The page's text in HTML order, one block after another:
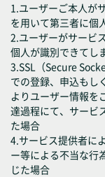
1.ユーザーご本人が
を用いて第三者に個
2.ユーザーがサービ
個人が識別できてし
3.SSL（Secure
での登録、申込もし
よりユーザー情報を
達過程にて、サービ
た場合
4.サービス提供者に
ー等による不当な行
じた場合